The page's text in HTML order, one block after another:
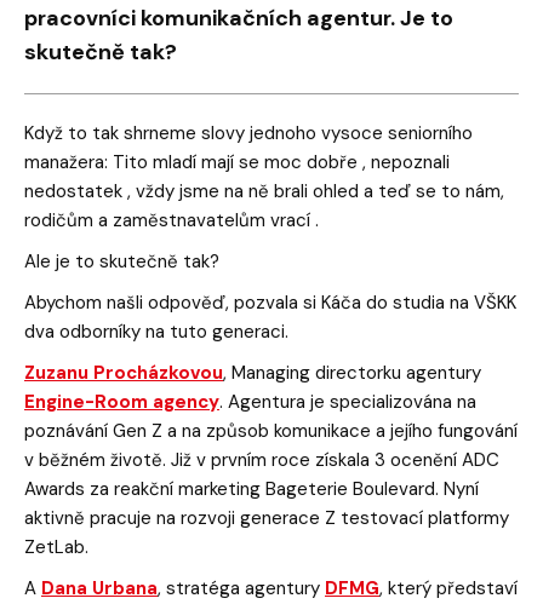
pracovníci komunikačních agentur. Je to
skutečně tak?
Když to tak shrneme slovy jednoho vysoce seniorního
manažera: Tito mladí mají se moc dobře , nepoznali
nedostatek , vždy jsme na ně brali ohled a teď se to nám,
rodičům a zaměstnavatelům vrací .
Ale je to skutečně tak?
Abychom našli odpověď, pozvala si Káča do studia na VŠKK
dva odborníky na tuto generaci.
Zuzanu Procházkovou, Managing directorku agentury
Engine-Room agency. Agentura je specializována na
poznávání Gen Z a na způsob komunikace a jejího fungování
v běžném životě. Již v prvním roce získala 3 ocenění ADC
Awards za reakční marketing Bageterie Boulevard. Nyní
aktivně pracuje na rozvoji generace Z testovací platformy
ZetLab.
A Dana Urbana, stratéga agentury DFMG, který představí